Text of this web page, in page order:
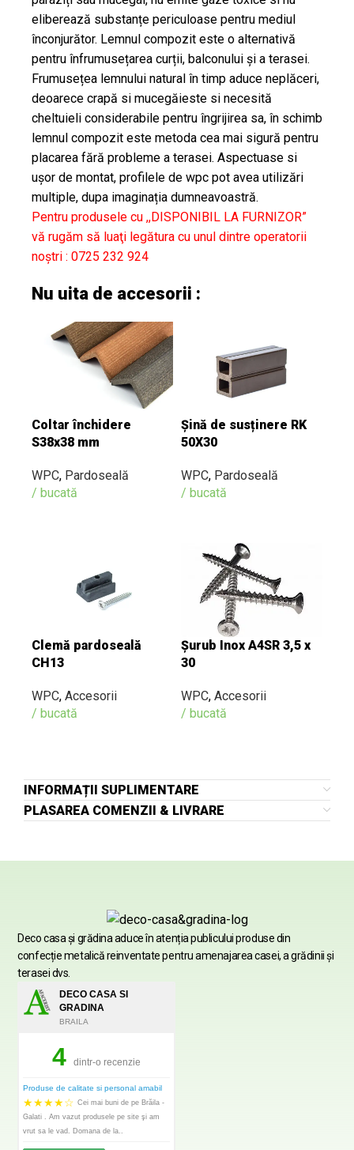
eliberează substanțe periculoase pentru mediul
înconjurător. Lemnul compozit este o alternativă
pentru înfrumusețarea curții, balconului și a terasei.
Frumusețea lemnului natural în timp aduce neplăceri,
deoarece crapă si mucegăieste si necesită
cheltuieli considerabile pentru îngrijirea sa, în schimb
lemnul compozit este metoda cea mai sigură pentru
placarea fără probleme a terasei. Aspectuase si
ușor de montat, profilele de wpc pot avea utilizări
multiple, dupa imaginația dumneavoastră.
Pentru produsele cu ,,DISPONIBIL LA FURNIZOR”
vă rugăm să luaţi legătura cu unul dintre operatorii
noştri : 0725 232 924
Nu uita de accesorii :
Coltar închidere
S38x38 mm
WPC, Pardoseală
/ bucată
Șină de susținere RK
50X30
WPC, Pardoseală
/ bucată
Clemă pardoseală
CH13
WPC, Accesorii
/ bucată
Șurub Inox A4SR 3,5 x
30
WPC, Accesorii
/ bucată
INFORMAȚII SUPLIMENTARE
PLASAREA COMENZII & LIVRARE
Deco casa şi grădina aduce în atenția publicului produse din
confecție metalică reinventate pentru amenajarea casei, a grădinii şi
terasei dvs.
DECO CASA SI
GRADINA
BRAILA
4dintr-o recenzie
Produse de calitate si personal amabil
★★★★☆ Cei mai buni de pe Brăila -
Galati . Am vazut produsele pe site şi am
vrut sa le vad. Domana de la..